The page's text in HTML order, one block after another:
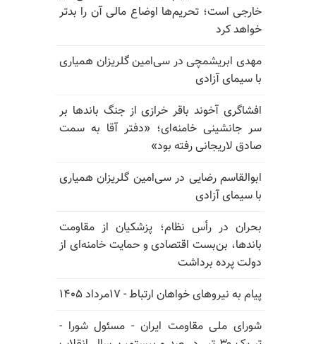
خارجی است؛ تحریم‌ها اوضاع مالی آن را بدتر
خواهد کرد
مهدی ابریشمچی در سی‌امین گلریزان همیاری
با سیمای آزادی
افشاگری آخوند باقر خرازی از جنگ باندها بر
سر جانشینی خامنه‌ای؛ «دفتر آقا به سمت
صادق لاریجانی رفته بود»
ابوالقاسم رضایی در سی‌امین گلریزان همیاری
با سیمای آزادی
بحران در رأس نظام؛ پزشکیان از مقاومت
باندها، بن‌بست اقتصادی و حمایت خامنه‌ای از
دولت پرده برداشت
پیام به نیروهای خواهان ارتباط - ۱۷مرداد ۱۴۰۵
شورای ملی مقاومت ایران - مسئول شورا -